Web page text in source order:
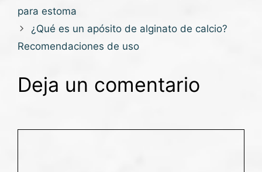
para estoma
¿Qué es un apósito de alginato de calcio?
Recomendaciones de uso
Deja un comentario